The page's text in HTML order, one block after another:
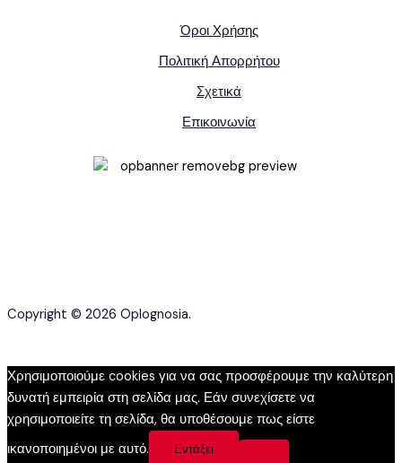
Όροι Χρήσης
Πολιτική Απορρήτου
Σχετικά
Επικοινωνία
Copyright © 2026 Oplognosia.
Χρησιμοποιούμε cookies για να σας προσφέρουμε την καλύτερη
δυνατή εμπειρία στη σελίδα μας. Εάν συνεχίσετε να
χρησιμοποιείτε τη σελίδα, θα υποθέσουμε πως είστε
ικανοποιημένοι με αυτό.
Εντάξει